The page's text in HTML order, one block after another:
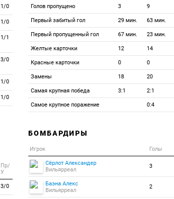
1/0
1/0
1/1
3/0
1/0
1/0
Пр/
У
3/0
Голов пропущено 3 9
Первый забитый гол 29 мин. 63 мин.
Первый пропущенный гол 67 мин. 23 мин.
Желтые карточки 12 14
Красные карточки 0 0
Замены 18 20
Самая крупная победа 3:1 2:1
Самое крупное поражение 0:4
БОМБАРДИРЫ
Игрок Голы
Сёрлот Александер
Вильярреал
3
Баэна Алекс
Вильярреал
2